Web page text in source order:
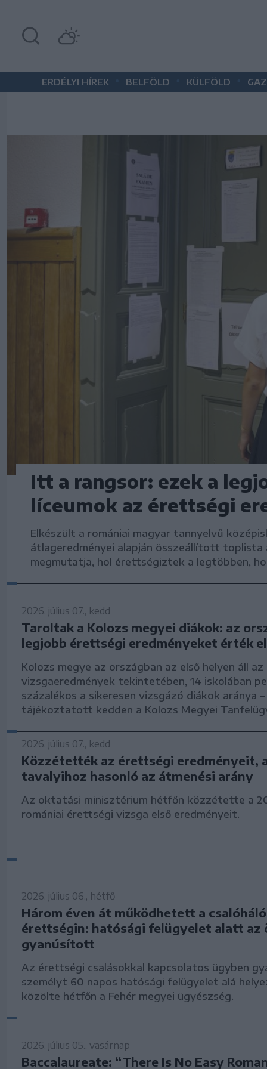
ERDÉLYI HÍREK BELFÖLD KÜLFÖLD
Itt a rangsor: ezek a
líceumok az érettségi
Elkészült a romániai magyar tannyelvű
átlageredményei alapján összeállított
megmutatja, hol érettségiztek a legtöbben,
2026. július 07., kedd
Taroltak a Kolozs megyei diákok: az
legjobb érettségi eredményeket érték el
Kolozs megye az országban az első helyen áll
vizsgaeredmények tekintetében, 14 iskolában
százalékos a sikeresen vizsgázó diákok aránya –
tájékoztatott kedden a Kolozs Megyei
2026. július 07., kedd
Közzétették az érettségi eredményeit,
tavalyihoz hasonló az átmenési arány
Az oktatási minisztérium hétfőn közzétette a
romániai érettségi vizsga első eredményeit.
2026. július 06., hétfő
Három éven át működhetett a
érettségin: hatósági felügyelet alatt az
gyanúsított
Az érettségi csalásokkal kapcsolatos ügyben
személyt 60 napos hatósági felügyelet alá
közölte hétfőn a Fehér megyei ügyészség.
2026. július 05., vasárnap
Baccalaureate: “There Is No Easy